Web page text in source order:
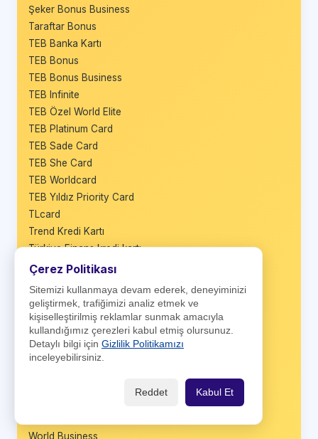
Şeker Bonus Business
Taraftar Bonus
TEB Banka Kartı
TEB Bonus
TEB Bonus Business
TEB Infinite
TEB Özel World Elite
TEB Platinum Card
TEB Sade Card
TEB She Card
TEB Worldcard
TEB Yıldız Priority Card
TLcard
Trend Kredi Kartı
Türkiye Finans kredi kartı
Üretici Kart
VakıfBank BusinessCard
VakıfBank Platinum Plus
Vakıfbank TercihKart
VakıfBank Worldcard
World Business
Çerez Politikası
Sitemizi kullanmaya devam ederek, deneyiminizi
geliştirmek, trafiğimizi analiz etmek ve
kişiselleştirilmiş reklamlar sunmak amacıyla
kullandığımız çerezleri kabul etmiş olursunuz.
Detaylı bilgi için Gizlilik Politikamızı
inceleyebilirsiniz.
Reddet Kabul Et